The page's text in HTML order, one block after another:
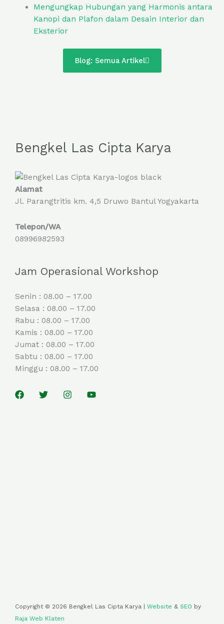
Mengungkap Hubungan yang Harmonis antara
Kanopi dan Plafon dalam Desain Interior dan
Eksterior
Blog: Semua Artikel
Bengkel Las Cipta Karya
Alamat
Jl. Parangtritis km. 4,5 Druwo Bantul Yogyakarta
Telepon/WA
08996982593
Jam Operasional Workshop
Senin : 08.00 – 17.00
Selasa : 08.00 – 17.00
Rabu : 08.00 – 17.00
Kamis : 08.00 – 17.00
Jumat : 08.00 – 17.00
Sabtu : 08.00 – 17.00
Minggu : 08.00 – 17.00
Copyright © 2026 Bengkel Las Cipta Karya | Website & SEO by
Raja Web Klaten